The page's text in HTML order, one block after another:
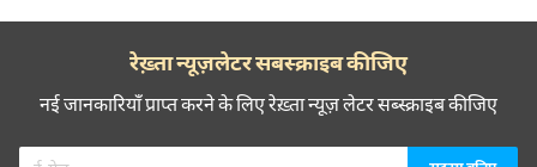
रेख़्ता न्यूज़लेटर सबस्क्राइब कीजिए
नई जानकारियाँ प्राप्त करने के लिए रेख़्ता न्यूज़ लेटर सब्स्क्राइब कीजिए